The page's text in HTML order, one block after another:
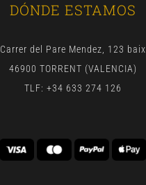
DÓNDE ESTAMOS
Carrer del Pare Mendez, 123 baix
46900 TORRENT (VALENCIA)
TLF: +34 633 274 126